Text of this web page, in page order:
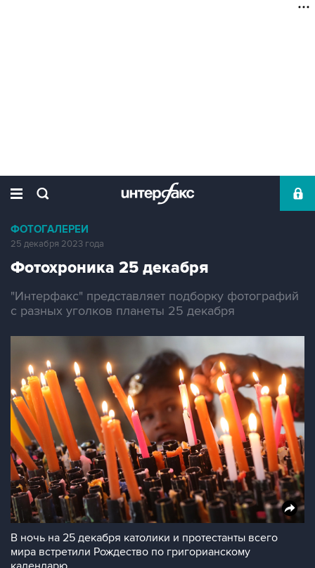
ФОТОГАЛЕРЕИ
25 декабря 2023 года
Фотохроника 25 декабря
"Интерфакс" представляет подборку фотографий
с разных уголков планеты 25 декабря
В ночь на 25 декабря католики и протестанты всего
мира встретили Рождество по григорианскому